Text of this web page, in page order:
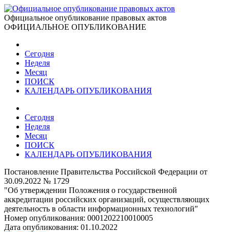
Официальное опубликование правовых актов
ОФИЦИАЛЬНОЕ ОПУБЛИКОВАНИЕ
Сегодня
Неделя
Месяц
ПОИСК
КАЛЕНДАРЬ ОПУБЛИКОВАНИЯ
Сегодня
Неделя
Месяц
ПОИСК
КАЛЕНДАРЬ ОПУБЛИКОВАНИЯ
Постановление Правительства Российской Федерации от
30.09.2022 № 1729
"Об утверждении Положения о государственной
аккредитации российских организаций, осуществляющих
деятельность в области информационных технологий"
Номер опубликования: 0001202210010005
Дата опубликования: 01.10.2022